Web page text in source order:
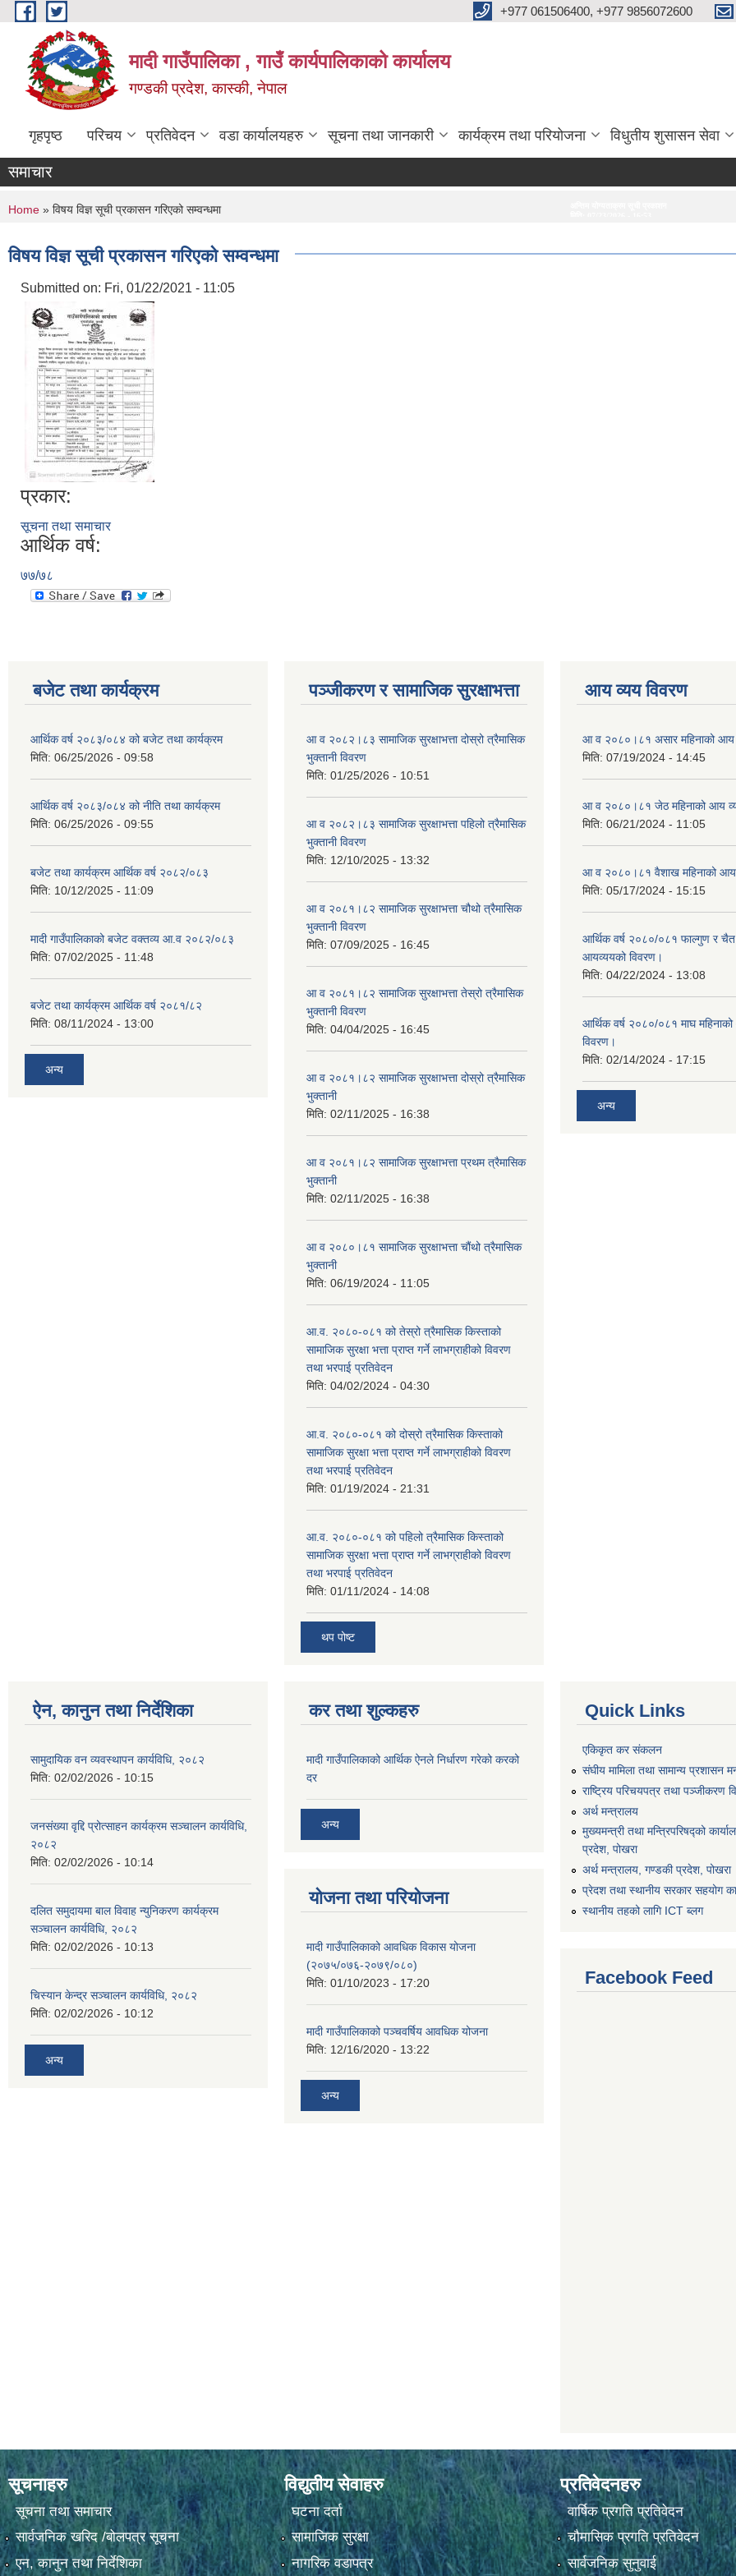
Skip to main content +977 061506400, +977 9856072600
मादी गाउँपालिका , गाउँ कार्यपालिकाको कार्यालय
गण्डकी प्रदेश, कास्की, नेपाल
गृहपृष्ठ परिचय प्रतिवेदन वडा कार्यालयहरु सूचना तथा जानकारी कार्यक्रम तथा परियोजना विधुतीय शुसासन सेवा
समाचार
You are here
Home » विषय विज्ञ सूची प्रकासन गरिएको सम्वन्धमा
विषय विज्ञ सूची प्रकासन गरिएको सम्वन्धमा
Submitted on: Fri, 01/22/2021 - 11:05
प्रकार:
सूचना तथा समाचार
आर्थिक वर्ष:
७७/७८
बजेट तथा कार्यक्रम
आर्थिक वर्ष २०८३/०८४ को बजेट तथा कार्यक्रम
मिति: 06/25/2026 - 09:58
आर्थिक वर्ष २०८३/०८४ को नीति तथा कार्यक्रम
मिति: 06/25/2026 - 09:55
बजेट तथा कार्यक्रम आर्थिक वर्ष २०८२/०८३
मिति: 10/12/2025 - 11:09
मादी गाउँपालिकाको बजेट वक्तव्य आ.व २०८२/०८३
मिति: 07/02/2025 - 11:48
बजेट तथा कार्यक्रम आर्थिक वर्ष २०८१/८२
मिति: 08/11/2024 - 13:00
अन्य
पञ्जीकरण र सामाजिक सुरक्षाभत्ता
आ व २०८२।८३ सामाजिक सुरक्षाभत्ता दोस्रो त्रैमासिक
भुक्तानी विवरण
मिति: 01/25/2026 - 10:51
आ व २०८२।८३ सामाजिक सुरक्षाभत्ता पहिलो त्रैमासिक
भुक्तानी विवरण
मिति: 12/10/2025 - 13:32
आ व २०८१।८२ सामाजिक सुरक्षाभत्ता चौथो त्रैमासिक
भुक्तानी विवरण
मिति: 07/09/2025 - 16:45
आ व २०८१।८२ सामाजिक सुरक्षाभत्ता तेस्रो त्रैमासिक
भुक्तानी विवरण
मिति: 04/04/2025 - 16:45
आ व २०८१।८२ सामाजिक सुरक्षाभत्ता दोस्रो त्रैमासिक
भुक्तानी
मिति: 02/11/2025 - 16:38
आ व २०८१।८२ सामाजिक सुरक्षाभत्ता प्रथम त्रैमासिक
भुक्तानी
मिति: 02/11/2025 - 16:38
आ व २०८०।८१ सामाजिक सुरक्षाभत्ता चौंथो त्रैमासिक
भुक्तानी
मिति: 06/19/2024 - 11:05
आ.व. २०८०-०८१ को तेस्रो त्रैमासिक किस्ताको
सामाजिक सुरक्षा भत्ता प्राप्त गर्ने लाभग्राहीको विवरण
तथा भरपाई प्रतिवेदन
मिति: 04/02/2024 - 04:30
आ.व. २०८०-०८१ को दोस्रो त्रैमासिक किस्ताको
सामाजिक सुरक्षा भत्ता प्राप्त गर्ने लाभग्राहीको विवरण
तथा भरपाई प्रतिवेदन
मिति: 01/19/2024 - 21:31
आ.व. २०८०-०८१ को पहिलो त्रैमासिक किस्ताको
सामाजिक सुरक्षा भत्ता प्राप्त गर्ने लाभग्राहीको विवरण
तथा भरपाई प्रतिवेदन
मिति: 01/11/2024 - 14:08
थप पोष्ट
आय व्यय विवरण
आ व २०८०।८१ असार महिनाको आय
मिति: 07/19/2024 - 14:45
आ व २०८०।८१ जेठ महिनाको आय
मिति: 06/21/2024 - 11:05
आ व २०८०।८१ वैशाख महिनाको आय
मिति: 05/17/2024 - 15:15
आर्थिक वर्ष २०८०/०८१ फाल्गुण र चैत
आयव्ययको विवरण।
मिति: 04/22/2024 - 13:08
आर्थिक वर्ष २०८०/०८१ माघ
विवरण।
मिति: 02/14/2024 - 17:15
अन्य
ऐन, कानुन तथा निर्देशिका
सामुदायिक वन व्यवस्थापन कार्यविधि, २०८२
मिति: 02/02/2026 - 10:15
जनसंख्या वृद्दि प्रोत्साहन कार्यक्रम सञ्‍चालन कार्यविधि,
२०८२
मिति: 02/02/2026 - 10:14
दलित समुदायमा बाल विवाह न्युनिकरण कार्यक्रम
सञ्‍चालन कार्यविधि, २०८२
मिति: 02/02/2026 - 10:13
चिस्यान केन्द्र सञ्‍चालन कार्यविधि, २०८२
मिति: 02/02/2026 - 10:12
अन्य
कर तथा शुल्कहरु
मादी गाउँपालिकाको आर्थिक ऐनले निर्धारण गरेको करको
दर
अन्य
योजना तथा परियोजना
मादी गाउँपालिकाको आवधिक विकास योजना
(२०७५/०७६-२०७९/०८०)
मिति: 01/10/2023 - 17:20
मादी गाउँपालिकाको पञ्चवर्षिय आवधिक योजना
मिति: 12/16/2020 - 13:22
अन्य
Quick Links
एकिकृत कर संकलन
संघीय मामिला तथा सामान्य प्रशासन
राष्ट्रिय परिचयपत्र तथा पञ्जीकरण
अर्थ मन्त्रालय
मुख्यमन्त्री तथा मन्त्रिपरिषद्को
प्रदेश, पोखरा
अर्थ मन्त्रालय, गण्डकी प्रदेश, पोखरा
प्रेदश तथा स्थानीय सरकार सहयोग
स्थानीय तहको लागि ICT ब्लग
Facebook Feed
सूचनाहरु
सूचना तथा समाचार
सार्वजनिक खरिद /बोलपत्र सूचना
एन, कानुन तथा निर्देशिका
विद्युतीय सेवाहरु
घटना दर्ता
सामाजिक सुरक्षा
नागरिक वडापत्र
प्रतिवेदनहरु
वार्षिक प्रगति प्रतिवेदन
चौमासिक प्रगति प्रतिवेदन
सार्वजनिक सुनुवाई